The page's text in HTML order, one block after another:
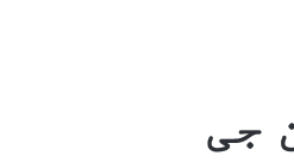
جی